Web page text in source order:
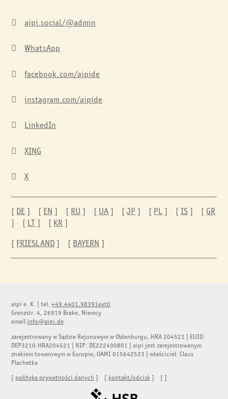
 aipi.social/@admin
 WhatsApp
 facebook.com/aipide
 instagram.com/aipide
 LinkedIn
 XING
 X
[ DE ] [ EN ] [ RU ] [ UA ] [JP ] [ PL ] [IS ] [ GR
] [ LT ] [ KR ]
[ FRIESLAND ] [ BAYERN ]
aipi e. K. |tel.+49.4401.98391ext0
Grenzstr. 4, 26919 Brake, Niemcy
emailinfo@aipi.de
zarejestrowany w Sądzie Rejonowym w Oldenburgu, HRA 204521 | EUID:
DEP3210.HRA204521 | NIP: DE222490801 | aipi jest zarejestrowanym
znakiem towarowym w Europie, OAMI 015642523 | właściciel: Claus
Plachetka
[ polityka prywatności danych ] [ kontakt/odcisk] []